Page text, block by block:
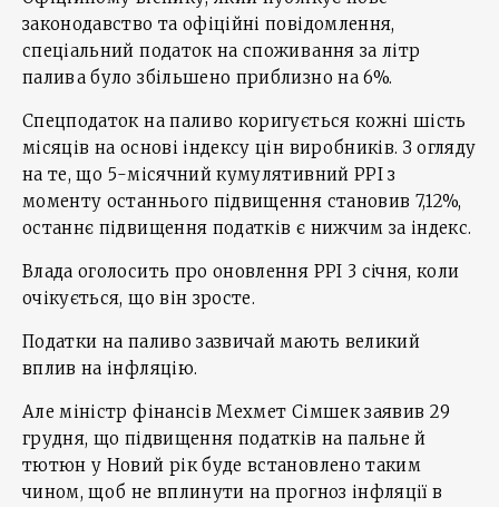
законодавство та офіційні повідомлення,
спеціальний податок на споживання за літр
палива було збільшено приблизно на 6%.
Спецподаток на паливо коригується кожні шість
місяців на основі індексу цін виробників. З огляду
на те, що 5-місячний кумулятивний PPI з
моменту останнього підвищення становив 7,12%,
останнє підвищення податків є нижчим за індекс.
Влада оголосить про оновлення PPI 3 січня, коли
очікується, що він зросте.
Податки на паливо зазвичай мають великий
вплив на інфляцію.
Але міністр фінансів Мехмет Сімшек заявив 29
грудня, що підвищення податків на пальне й
тютюн у Новий рік буде встановлено таким
чином, щоб не вплинути на прогноз інфляції в